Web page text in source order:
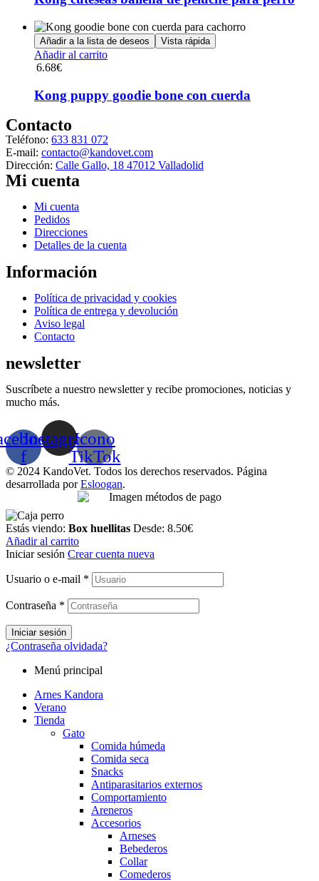
Las
opciones
se
pueden
la
producto
Añadir a la lista de deseos Vista rápida
Añadir al carrito
6.68€
Kong puppy goodie bone con cuerda
Contacto
Teléfono: 633 831 072
E-mail: contacto@kandovet.com
Dirección: Calle Gallo, 18 47012 Valladolid
Mi cuenta
Menú
Mi cuenta
Pedidos
Direcciones
Detalles de la cuenta
Información
Menú
Política de privacidad y cookies
Política de entrega y devolución
Aviso legal
Contacto
newsletter
Suscríbete a nuestro newsletter y recibe promociones, noticias y
mucho más.
f
InstagramIcono
TikTok
© 2024 KandoVet. Todos los derechos reservados. Página
desarrollada porEsloogan.
Estás viendo: Box huellitas Desde: 8.50€
Añadir al carrito
Iniciar sesión Crear cuenta nueva
Usuario o e-mail *
Contraseña *
Iniciar sesión
¿Contraseña olvidada?
Menú principal
Arnes Kandora
Verano
Tienda
Gato
Comida húmeda
Comida seca
Snacks
Antiparasitarios externos
Comportamiento
Areneros
Accesorios
Arneses
Bebederos
Collar
Comederos